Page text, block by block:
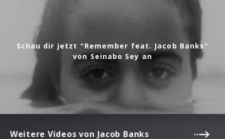
Schau dir jetzt "Remember feat. Jacob Banks"
von Seinabo Sey an
Weitere Videos von Jacob Banks